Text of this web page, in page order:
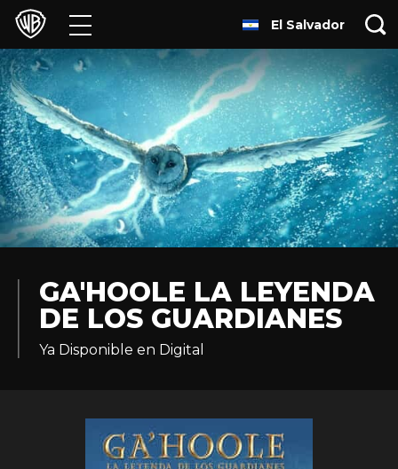
Películas
Series
Juegos y Aplicaciones
Franquicias
Colecciones
Experiencias
El Salvador
GA'HOOLE LA LEYENDA
DE LOS GUARDIANES
Ya Disponible en Digital